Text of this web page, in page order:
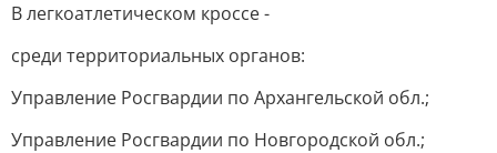
В легкоатлетическом кроссе -
среди территориальных органов:
Управление Росгвардии по Архангельской обл.;
Управление Росгвардии по Новгородской обл.;